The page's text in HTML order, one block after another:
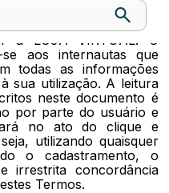
para que você
de todas as condições
a LOJA VIRTUAL. O
se aos internautas que
todas as informações
sua utilização. A leitura
neste documento é
por parte do usuário e
no ato do clique e
utilizando quaisquer
o cadastramento, o
irrestrita concordância
Termos.